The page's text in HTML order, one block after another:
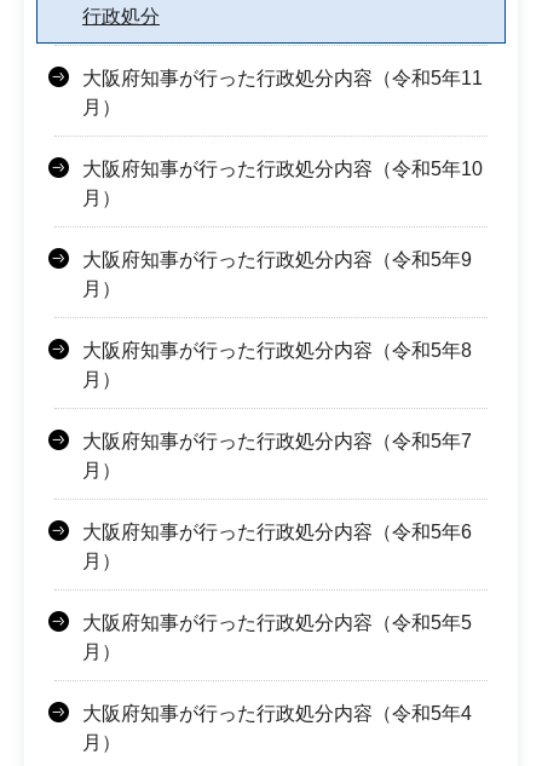
行政処分
大阪府知事が行った行政処分内容（令和5年11
月）
大阪府知事が行った行政処分内容（令和5年10
月）
大阪府知事が行った行政処分内容（令和5年9
月）
大阪府知事が行った行政処分内容（令和5年8
月）
大阪府知事が行った行政処分内容（令和5年7
月）
大阪府知事が行った行政処分内容（令和5年6
月）
大阪府知事が行った行政処分内容（令和5年5
月）
大阪府知事が行った行政処分内容（令和5年4
月）